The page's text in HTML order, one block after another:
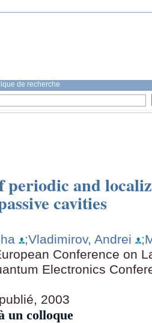
de recherche
and
cavities
;Vladimirov, Andrei
Conference on
Electronics
2003
un colloque